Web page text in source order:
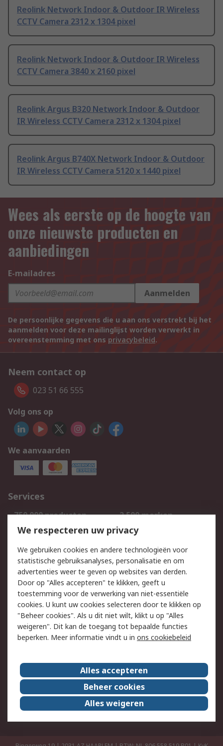
Reolink Network Indoor & Outdoor IR Wireless
CCTV Camera 2312 x 1304 pixel
Reolink Network Indoor & Outdoor IR Wireless
CCTV Camera 3840 x 2160 pixel
Reolink Argus B320 Network Indoor & Outdoor
IR Wireless CCTV Camera 2312 x 1304 pixel
Reolink Argus B740X Network Indoor & Outdoor
IR Wireless CCTV Camera 5120 x 1440 pixel
Wees als eerste op de hoogte van
onze nieuwste producten en
aanbiedingen
E-mailadres
Aanmelden
De persoonlijke gegevens die u aan ons verstrekt bij het
aanmelden voor deze mailinglijst worden verwerkt in
overeenstemming met ons privacybeleid.
Neem contact op
023 51 66 555
Volg ons op
We aanvaarden
Services
750.000 producten
2.500 merken
Bestellen
Inkoopoplossingen
Track & Trace
Wettelijk
Cookiebeleid
Email veiligheid
Privacybeleid
Websitevoorwaarden
Algemene
verkoopvoorwaarden
Over RS
RS Group
Over ons
RS wereldwijd
Werken bij RS
ESG
We respecteren uw privacy
We gebruiken cookies en andere technologieën voor
statistische gebruiksanalyses, personalisatie en om
advertenties weer te geven op websites van derden.
Door op "Alles accepteren" te klikken, geeft u
toestemming voor de verwerking van niet-essentiële
cookies. U kunt uw cookies selecteren door te klikken op
"Beheer cookies". Als u dit niet wilt, klikt u op "Alles
weigeren". Dit kan de toegang tot bepaalde functies
beperken. Meer informatie vindt u in ons cookiebeleid
Alles accepteren
Beheer cookies
Alles weigeren